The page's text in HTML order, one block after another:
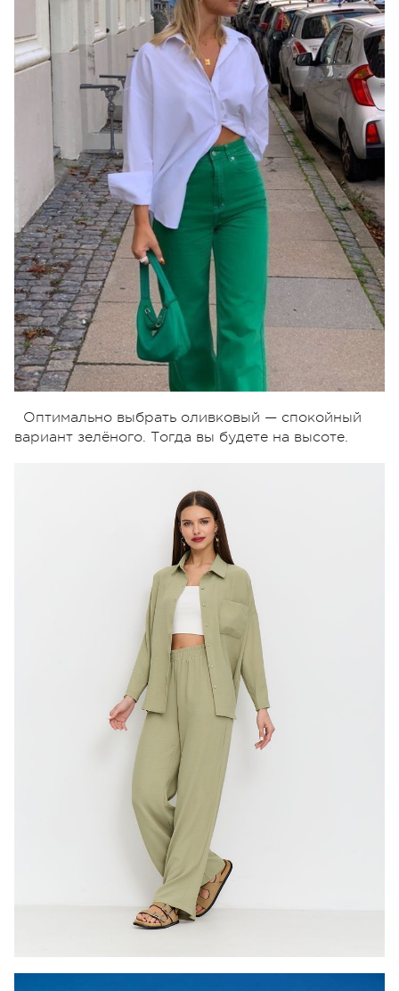
Оптимально выбрать оливковый — спокойный
вариант зелёного. Тогда вы будете на высоте.